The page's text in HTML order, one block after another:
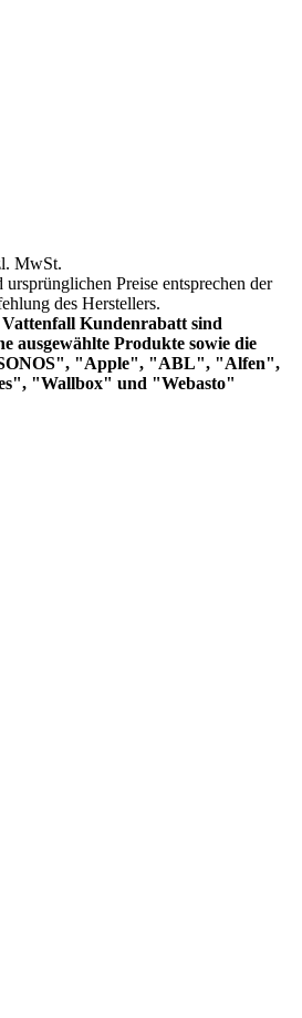
MwSt.
Preise entsprechen der
des Herstellers.
Vattenfall Kundenrabatt sind
ausgewählte Produkte sowie die
"Apple", "ABL", "Alfen",
"Wallbox" und "Webasto"